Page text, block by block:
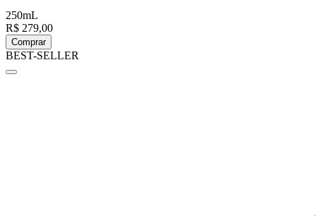
250mL
R$ 279,00
Comprar
BEST-SELLER